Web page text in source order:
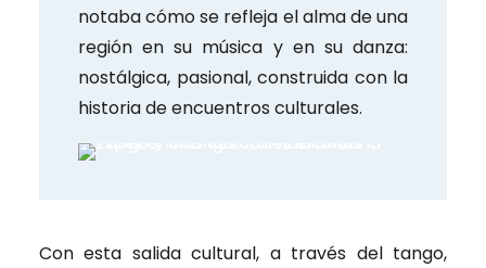
notaba cómo se refleja el alma de una
región en su música y en su danza:
nostálgica, pasional, construida con la
historia de encuentros culturales.
Con esta salida cultural, a través del tango,